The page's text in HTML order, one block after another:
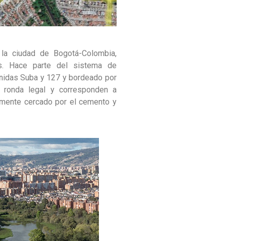
ciudad de Bogotá-Colombia,
Hace parte del sistema de
Suba y 127 y bordeado por
legal y corresponden a
cercado por el cemento y